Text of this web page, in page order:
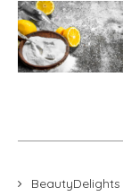
BeautyDelights